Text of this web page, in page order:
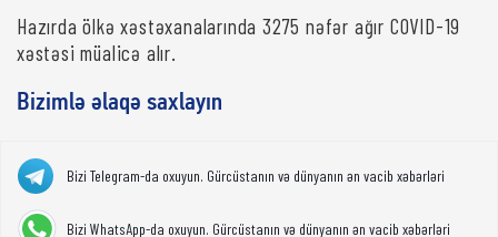
Hazırda ölkə xəstəxanalarında 3275 nəfər ağır COVID-19
xəstəsi müalicə alır.
Bizimlə əlaqə saxlayın
Bizi Telegram-da oxuyun. Gürcüstanın və dünyanın ən vacib xəbərləri
Bizi WhatsApp-da oxuyun. Gürcüstanın və dünyanın ən vacib xəbərləri